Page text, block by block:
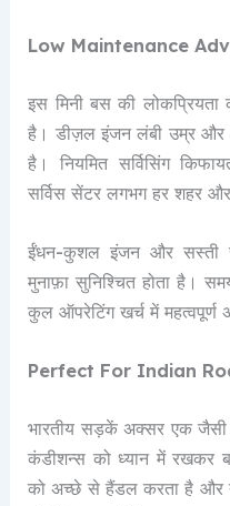
Low Maintenance
इस मिनी बस की
है। डीज़ल इंजन लंबी उम्र और
है। नियमित सर्विसिंग
सर्विस सेंटर लगभग हर शहर
ईंधन-कुशल इंजन और सस्ती
मुनाफ़ा सुनिश्चित होता है।
कुल ऑपरेटिंग खर्च में महत्वपूर्ण
Perfect For Indian
भारतीय सड़कें अक्सर एक जैसी
कंडीशन्स को ध्यान में रखकर
को अच्छे से हैंडल करता है और